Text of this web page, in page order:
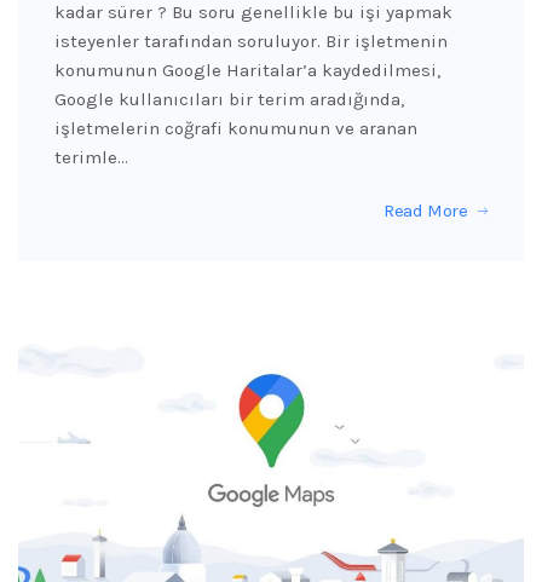
kadar sürer ? Bu soru genellikle bu işi yapmak
isteyenler tarafından soruluyor. Bir işletmenin
konumunun Google Haritalar’a kaydedilmesi,
Google kullanıcıları bir terim aradığında,
işletmelerin coğrafi konumunun ve aranan
terimle…
Read More